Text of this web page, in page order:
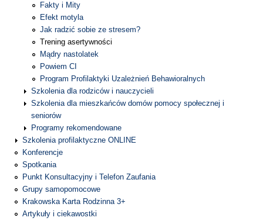
Fakty i Mity
Efekt motyla
Jak radzić sobie ze stresem?
Trening asertywności
Mądry nastolatek
Powiem CI
Program Profilaktyki Uzależnień Behawioralnych
Szkolenia dla rodziców i nauczycieli
Szkolenia dla mieszkańców domów pomocy społecznej i
seniorów
Programy rekomendowane
Szkolenia profilaktyczne ONLINE
Konferencje
Spotkania
Punkt Konsultacyjny i Telefon Zaufania
Grupy samopomocowe
Krakowska Karta Rodzinna 3+
Artykuły i ciekawostki